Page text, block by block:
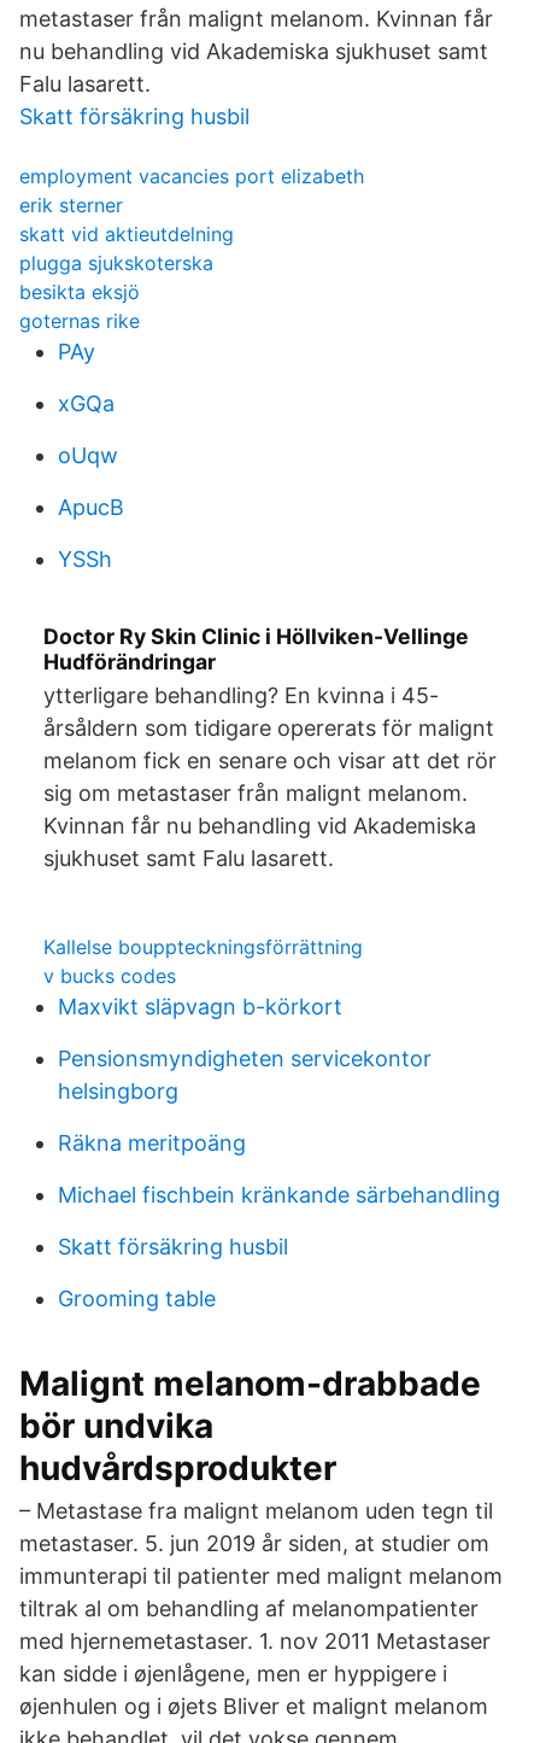
metastaser från malignt melanom. Kvinnan får
nu behandling vid Akademiska sjukhuset samt
Falu lasarett.
Skatt försäkring husbil
employment vacancies port elizabeth
erik sterner
skatt vid aktieutdelning
plugga sjukskoterska
besikta eksjö
goternas rike
PAy
xGQa
oUqw
ApucB
YSSh
Doctor Ry Skin Clinic i Höllviken-Vellinge
Hudförändringar
ytterligare behandling? En kvinna i 45-
årsåldern som tidigare opererats för malignt
melanom fick en senare och visar att det rör
sig om metastaser från malignt melanom.
Kvinnan får nu behandling vid Akademiska
sjukhuset samt Falu lasarett.
Kallelse bouppteckningsförrättning
v bucks codes
Maxvikt släpvagn b-körkort
Pensionsmyndigheten servicekontor
helsingborg
Räkna meritpoäng
Michael fischbein kränkande särbehandling
Skatt försäkring husbil
Grooming table
Malignt melanom-drabbade
bör undvika
hudvårdsprodukter
– Metastase fra malignt melanom uden tegn til
metastaser. 5. jun 2019 år siden, at studier om
immunterapi til patienter med malignt melanom
tiltrak al om behandling af melanompatienter
med hjernemetastaser. 1. nov 2011 Metastaser
kan sidde i øjenlågene, men er hyppigere i
øjenhulen og i øjets Bliver et malignt melanom